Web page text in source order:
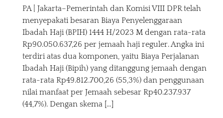
PA | Jakarta–Pemerintah dan Komisi VIII DPR telah
menyepakati besaran Biaya Penyelenggaraan
Ibadah Haji (BPIH) 1444 H/2023 M dengan rata-rata
Rp90.050.637,26 per jemaah haji reguler. Angka ini
terdiri atas dua komponen, yaitu Biaya Perjalanan
Ibadah Haji (Bipih) yang ditanggung jemaah dengan
rata-rata Rp49.812.700,26 (55,3%) dan penggunaan
nilai manfaat per Jemaah sebesar Rp40.237.937
(44,7%). Dengan skema […]